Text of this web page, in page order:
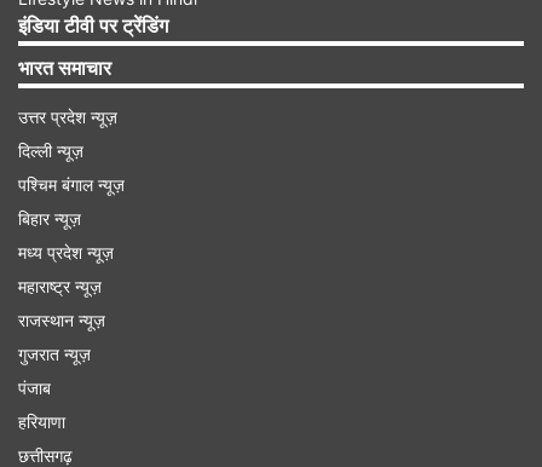
रुपये का कॉरपोरेट कर शामिल है। सरकार ने चालू वित्त वर्ष में
प्रत्यक्ष करों (डायरेक्ट टैक्स) से 22.07 लाख करोड़ रुपये
जुटाने का लक्ष्य तय किया है। यह पिछले वित्त वर्ष की तुलना में
13 प्रतिशत अधिक है।
इंडिया टीवी पर ट्रेंडिंग
भारत समाचार
उत्तर प्रदेश न्यूज़
दिल्ली न्यूज़
पश्चिम बंगाल न्यूज़
बिहार न्यूज़
मध्य प्रदेश न्यूज़
महाराष्ट्र न्यूज़
राजस्थान न्यूज़
गुजरात न्यूज़
पंजाब
हरियाणा
छत्तीसगढ़